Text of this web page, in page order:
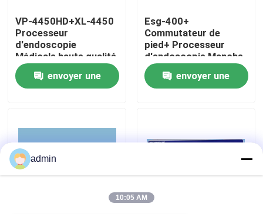
Visite de l'usine
Contrôle de la qualité
Endoscope médical
VP-4450HD+XL-4450
Processeur
d'endoscopie
Médicale haute qualité
d'image
envoyer une
Esg-400+
Commutateur de
pied+ Processeur
d'endoscopie Manche
de tension
envoyer une
admin
10:05 AM